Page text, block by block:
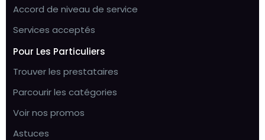
Accord de niveau de service
Services acceptés
Pour Les Particuliers
Trouver les prestataires
Parcourir les catégories
Voir nos promos
Astuces